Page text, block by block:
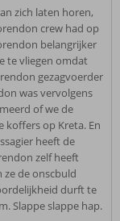
zich laten horen,
crew had op
belangrijker
te vliegen omdat
gezagvoerder
was vervolgens
of we de
koffers op Kreta. En
heeft de
zelf heeft
de onscbuld
durft te
Slappe slappe hap.